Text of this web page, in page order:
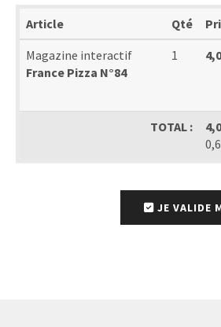
Article Qté
Magazine interactif
France Pizza N°84
1
TOTAL :
JE VALIDE